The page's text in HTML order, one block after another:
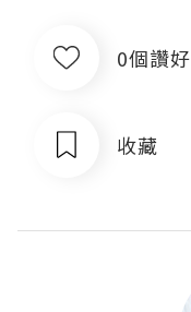
0個讚好
收藏